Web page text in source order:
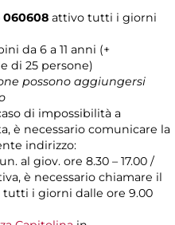
060608 attivo tutti i giorni
da 6 a 11 anni (+
di 25 persone)
possono aggiungersi
di impossibilità a
è necessario comunicare la
indirizzo:
al giov. ore 8.30 – 17.00 /
è necessario chiamare il
tutti i giorni dalle ore 9.00